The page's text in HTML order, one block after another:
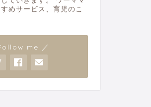
めサービス、育児のこ
me ／